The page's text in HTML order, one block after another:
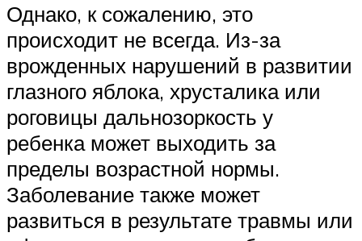
Однако, к сожалению, это
происходит не всегда. Из-за
врожденных нарушений в развитии
глазного яблока, хрусталика или
роговицы дальнозоркость у
ребенка может выходить за
пределы возрастной нормы.
Заболевание также может
развиться в результате травмы или